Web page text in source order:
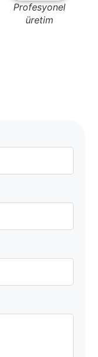
Profesyonel
üretim